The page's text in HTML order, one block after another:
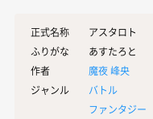
正式名称
アスタロト
ふりがな
あすたろと
作者
魔夜 峰央
ジャンル
バトル
ファンタジー